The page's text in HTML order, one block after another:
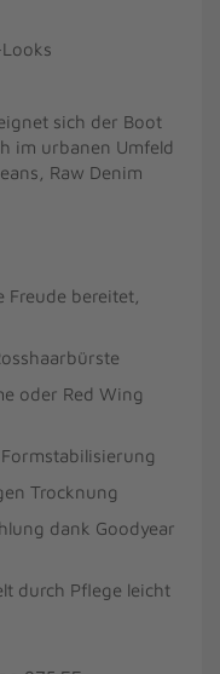
sich der Boot
im urbanen Umfeld
Raw Denim
bereitet,
oder Red Wing
Trocknung
dank Goodyear
durch Pflege leicht